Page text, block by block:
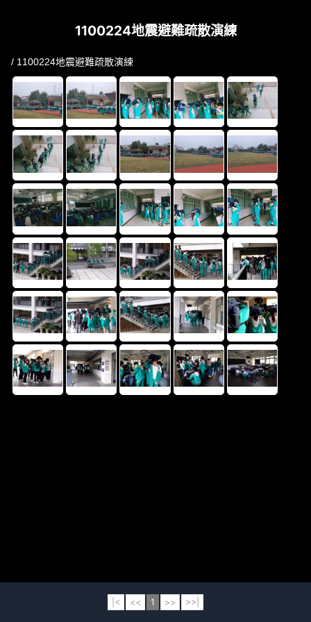
1100224地震避難疏散演練
/ 1100224地震避難疏散演練
|< << 1 >> >>|